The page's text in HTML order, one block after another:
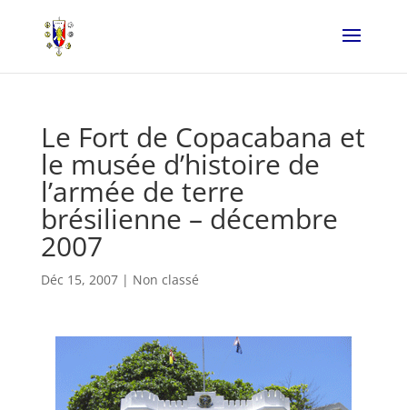
Le Fort de Copacabana et
le musée d’histoire de
l’armée de terre
brésilienne – décembre
2007
Déc 15, 2007| Non classé